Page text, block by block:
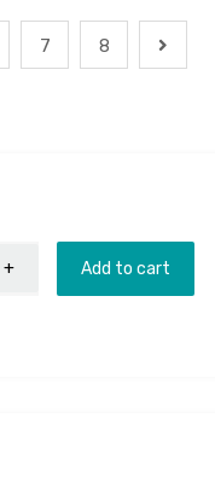
7 8
Add to cart